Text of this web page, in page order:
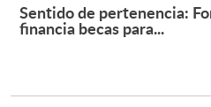
Sentido de pertenencia:
financia becas para...